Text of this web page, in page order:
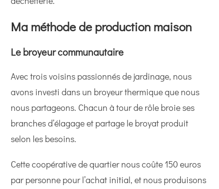
Ma méthode de production maison
Le broyeur communautaire
Avec trois voisins passionnés de jardinage, nous
avons investi dans un broyeur thermique que nous
nous partageons. Chacun à tour de rôle broie ses
branches d’élagage et partage le broyat produit
selon les besoins.
Cette coopérative de quartier nous coûte 150 euros
par personne pour l’achat initial, et nous produisons